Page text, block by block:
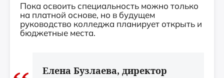
Пока освоить специальность можно только
на платной основе, но в будущем
руководство колледжа планирует открыть и
бюджетные места.
Елена Бузлаева, директор